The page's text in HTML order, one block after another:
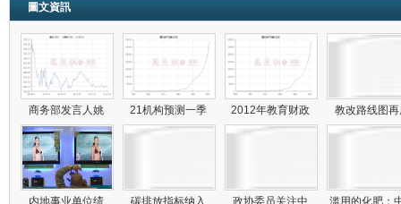
圖文資訊
商务部发言人姚 21机构预测一季 2012年教育财政 教改路线图